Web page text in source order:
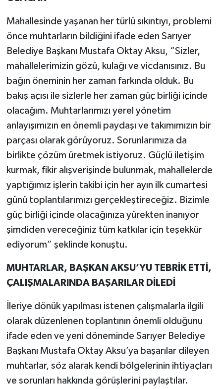
Mahallesinde yaşanan her türlü sıkıntıyı, problemi
önce muhtarların bildiğini ifade eden Sarıyer
Belediye Başkanı Mustafa Oktay Aksu, “Sizler,
mahallelerimizin gözü, kulağı ve vicdanısınız. Bu
bağın öneminin her zaman farkında olduk. Bu
bakış açısı ile sizlerle her zaman güç birliği içinde
olacağım. Muhtarlarımızı yerel yönetim
anlayışımızın en önemli paydaşı ve takımımızın bir
parçası olarak görüyoruz. Sorunlarımıza da
birlikte çözüm üretmek istiyoruz. Güçlü iletişim
kurmak, fikir alışverişinde bulunmak, mahallelerde
yaptığımız işlerin takibi için her ayın ilk cumartesi
günü toplantılarımızı gerçekleştireceğiz. Bizimle
güç birliği içinde olacağınıza yürekten inanıyor
şimdiden vereceğiniz tüm katkılar için teşekkür
ediyorum” şeklinde konuştu.
MUHTARLAR, BAŞKAN AKSU’YU TEBRİK ETTİ,
ÇALIŞMALARINDA BAŞARILAR DİLEDİ
İleriye dönük yapılması istenen çalışmalarla ilgili
olarak düzenlenen toplantının önemli olduğunu
ifade eden ve yeni döneminde Sarıyer Belediye
Başkanı Mustafa Oktay Aksu’ya başarılar dileyen
muhtarlar, söz alarak kendi bölgelerinin ihtiyaçları
ve sorunları hakkında görüşlerini paylaştılar.